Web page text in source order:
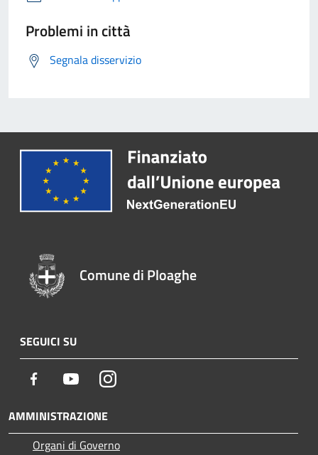
Problemi in città
Segnala disservizio
Comune di Ploaghe
SEGUICI SU
Facebook YoutubeInstagram
AMMINISTRAZIONE
Organi di Governo